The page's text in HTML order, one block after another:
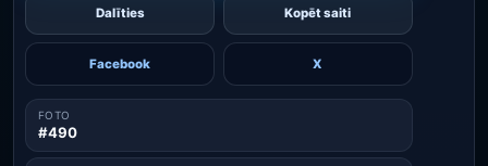
Dalīties Kopēt saiti
Facebook X
FOTO
#490